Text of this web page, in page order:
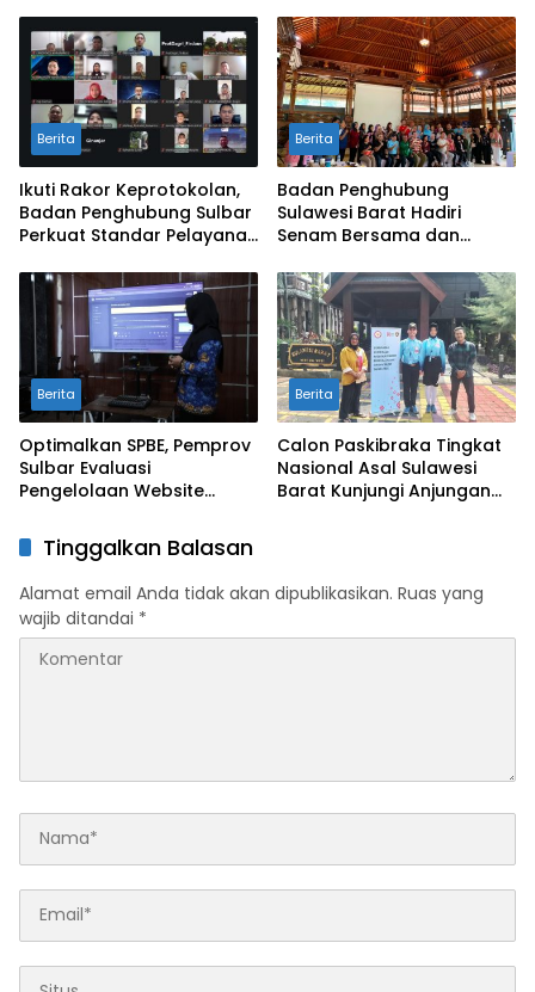
Harga Pangan
BSPS
Berita
Ikuti Rakor Keprotokolan,
Badan Penghubung Sulbar
Perkuat Standar Pelayanan
Berita
Badan Penghubung
Sulawesi Barat Hadiri
Senam Bersama dan
dengan Anjungan Daerah
Berita
Optimalkan SPBE, Pemprov
Sulbar Evaluasi
Pengelolaan Website
Berita
Calon Paskibraka Tingkat
Nasional Asal Sulawesi
Barat Kunjungi Anjungan
Tinggalkan Balasan
Alamat email Anda tidak akan dipublikasikan. Ruas yang
wajib ditandai *